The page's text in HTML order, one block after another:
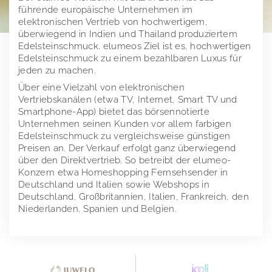
Juwelo
jooli
Amayani
Investor Relations
Investor Relations Übersicht
Unternehmen
Unternehmenstruktur
Vertriebskanäle
Verwaltungsrat
Geschäftsordnung
Vergütungsbericht
Satzung der elumeo SE
Corporate Governance
Vergangene Entsprechenserklärungen
Mitteilungen
Corporate News
Ad-Hoc-Publikationen
Stimmrechtsmitteilungen
Aktien- und Handelsdaten
Research
Finanzkalender
Präsentationen & Webcasts
Ansprechpartner
Presse
Pressemeldungen
Downloads
Logos
Gründer von elumeo
Schmuck
Edelsteine
Pressekontakt
Impressum
elumeo SE | Datenschutz
führende europäische Unternehmen im
elektronischen Vertrieb von hochwertigem,
überwiegend in Indien und Thailand produziertem
Edelsteinschmuck. elumeos Ziel ist es, hochwertigen
Edelsteinschmuck zu einem bezahlbaren Luxus für
jeden zu machen.
Über eine Vielzahl von elektronischen
Vertriebskanälen (etwa TV, Internet, Smart TV und
Smartphone-App) bietet das börsennotierte
Unternehmen seinen Kunden vor allem farbigen
Edelsteinschmuck zu vergleichsweise günstigen
Preisen an. Der Verkauf erfolgt ganz überwiegend
über den Direktvertrieb. So betreibt der elumeo-
Konzern etwa Homeshopping Fernsehsender in
Deutschland und Italien sowie Webshops in
Deutschland, Großbritannien, Italien, Frankreich, den
Niederlanden, Spanien und Belgien.